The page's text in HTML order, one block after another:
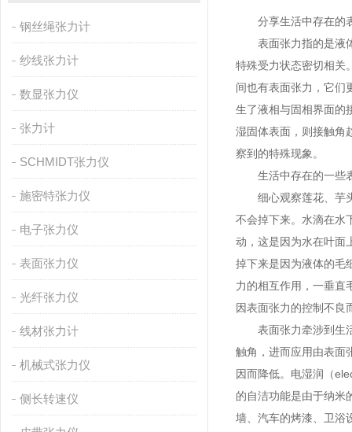
钢丝绳张力计
纱线张力计
数显张力仪
张力计
SCHMIDT张力仪
施密特张力仪
电子张力仪
表面张力仪
光纤张力仪
线材张力计
机械式张力仪
侧长转速仪
分享生活中存在的
表面张力指的是液体
特殊受力状态密切相关
间也有表面张力，它们
生了液相与固相界面的
湿固体表面，则接触角
察到的特殊现象。
生活中存在的一些
细心观察莲花、芋头
不会掉下来。水滴在水
动，这是因为水在叶面
掉下来是因为液体的毛
力的相互作用，一垂直
因表面张力的控制不良
表面张力牵涉到生活
触角，进而应用由表面
因而降低。电湿润（
的自洁功能是由于纳米
墙、汽车的烤漆、卫浴